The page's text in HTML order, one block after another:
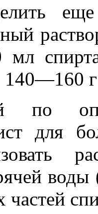
мл
г
по
для